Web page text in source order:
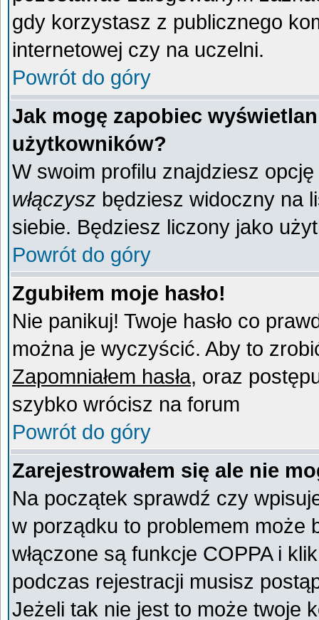
gdy korzystasz z publicznego
internetowej czy na uczelni.
Powrót do góry
Jak mogę zapobiec
użytkowników?
W swoim profilu znajdziesz opcję
włączysz będziesz widoczny na
siebie. Będziesz liczony jako
Powrót do góry
Zgubiłem moje hasło!
Nie panikuj! Twoje hasło co
można je wyczyścić. Aby to
Zapomniałem hasła, oraz
szybko wrócisz na forum
Powrót do góry
Zarejestrowałem się ale nie
Na początek sprawdź czy
w porządku to problemem może
włączone są funkcje COPPA i
podczas rejestracji musisz
Jeżeli tak nie jest to może twoje